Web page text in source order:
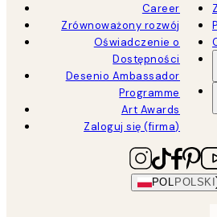
Career
Zrównoważony rozwój
Oświadczenie o
Dostępności
Desenio Ambassador
Programme
Art Awards
Zaloguj się (firma)
POL POLSKI